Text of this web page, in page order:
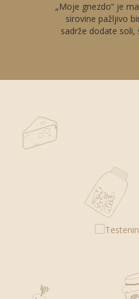
„Moje gnezdo“ je
sirovine pažljivo
sadrže dodate